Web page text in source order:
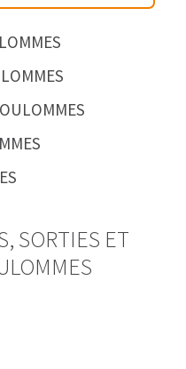
SORTIES ET